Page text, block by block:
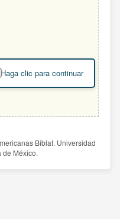
Haga clic para continuar
Biblat. Universidad
de México.